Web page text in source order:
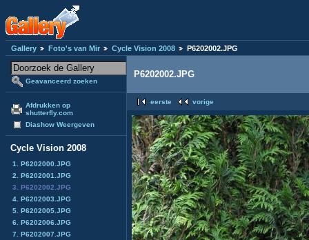
Gallery Foto's van Mir Cycle Vision 2008 P6202002.JPG
Geavanceerd zoeken
Afdrukken op
shutterfly.com
Diashow Weergeven
Cycle Vision 2008
1. P6202000.JPG
2. P6202001.JPG
3. P6202002.JPG
4. P6202003.JPG
5. P6202005.JPG
6. P6202006.JPG
7. P6202007.JPG
P6202002.JPG
eerste vorige